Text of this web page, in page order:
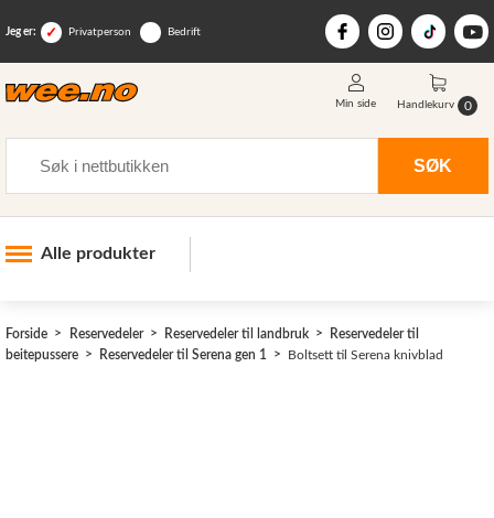
Jeg er: Privatperson Bedrift
SØK
Min side Handlekurv 0
Alle produkter
Skogsutstyr
Forside Reservedeler Reservedeler til landbruk
Reservedeler til
beitepussere
Reservedeler til Serena gen 1 Boltsett til Serena knivblad